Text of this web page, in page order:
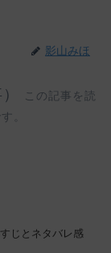
影山みほ
この記事を読
。
じとネタバレ感